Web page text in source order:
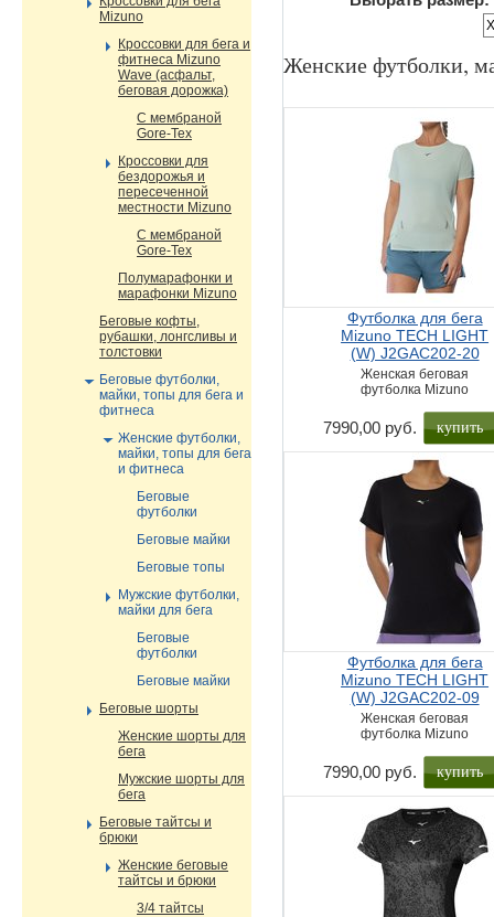
Женские футболки,
Футболка для бега
Mizuno TECH LIGHT
(W) J2GAC202-20
Женская беговая
футболка Mizuno
7990,00 руб. купить
Футболка для бега
Mizuno TECH LIGHT
(W) J2GAC202-09
Женская беговая
футболка Mizuno
7990,00 руб. купить
Mizuno
Кроссовки для бега и
фитнеса Mizuno
Wave (асфальт,
беговая дорожка)
С мембраной
Gore-Tex
Кроссовки для
бездорожья и
пересеченной
местности Mizuno
С мембраной
Gore-Tex
Полумарафонки и
марафонки Mizuno
Беговые кофты,
рубашки, лонгсливы и
толстовки
Беговые футболки,
майки, топы для бега и
фитнеса
Женские футболки,
майки, топы для бега
и фитнеса
Беговые
футболки
Беговые майки
Беговые топы
Мужские футболки,
майки для бега
Беговые
футболки
Беговые майки
Беговые шорты
Женские шорты для
бега
Мужские шорты для
бега
Беговые тайтсы и
брюки
Женские беговые
тайтсы и брюки
3/4 тайтсы